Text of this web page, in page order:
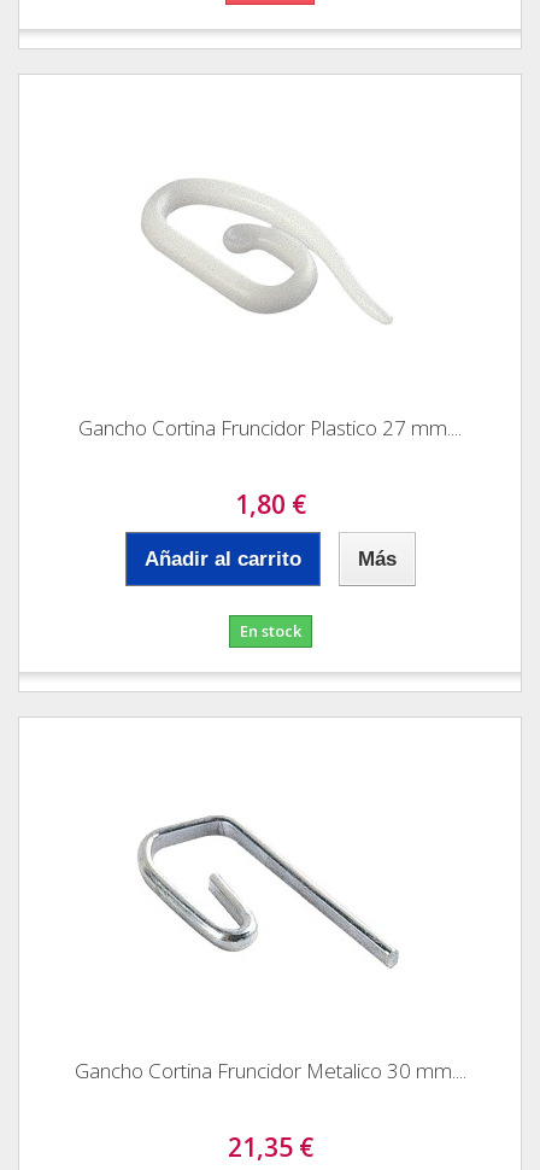
Gancho Cortina Fruncidor Plastico 27 mm....
1,80 €
Añadir al carrito Más
En stock
Gancho Cortina Fruncidor Metalico 30 mm....
21,35 €